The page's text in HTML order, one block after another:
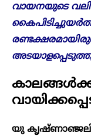
വായനയുടെ
യു